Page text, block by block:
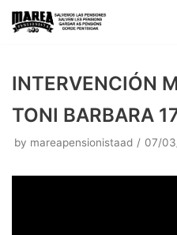
Skip
INTERVENCIÓN
TONI BARBARA
by mareapensionistaad 07/